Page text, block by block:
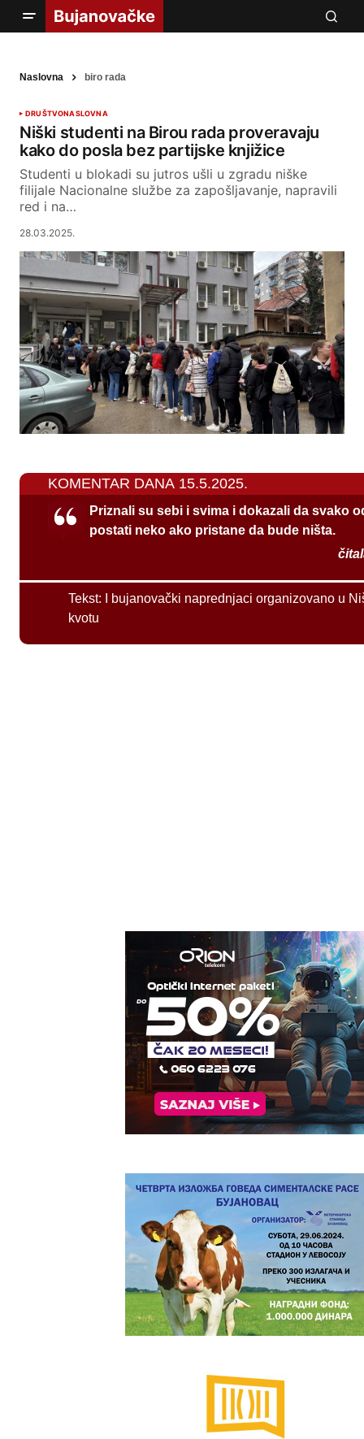
Naslovna biro rada
DRUŠTVONASLOVNA
Niški studenti na Birou rada proveravaju
kako do posla bez partijske knjižice
Studenti u blokadi su jutros ušli u zgradu niške
filijale Nacionalne službe za zapošljavanje, napravili
red i na…
28.03.2025.
KOMENTAR DANA 15.5.2025.
Priznali su sebi i svima i dokazali da svako
postati neko ako pristane da bude ništa.
Tekst:
I bujanovački naprednjaci organizovano u
kvotu